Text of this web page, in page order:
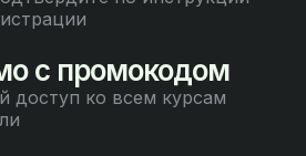
с промокодом
доступ ко всем курсам